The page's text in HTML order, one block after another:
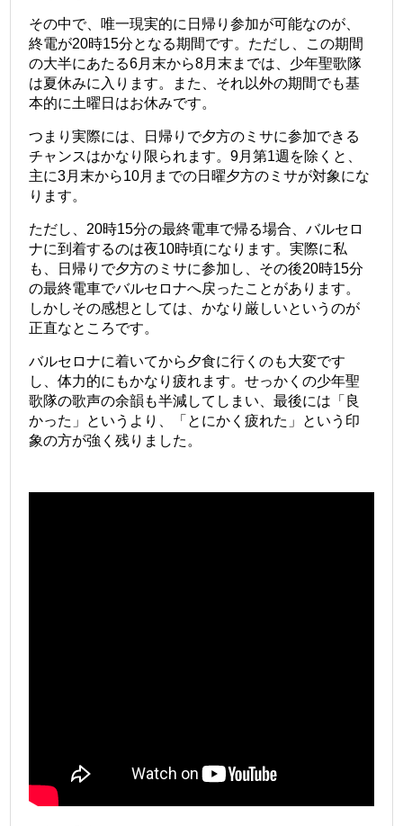
その中で、唯一現実的に日帰り参加が可能なのが、
終電が20時15分となる期間です。ただし、この期間
の大半にあたる6月末から8月末までは、少年聖歌隊
は夏休みに入ります。また、それ以外の期間でも基
本的に土曜日はお休みです。
つまり実際には、日帰りで夕方のミサに参加できる
チャンスはかなり限られます。9月第1週を除くと、
主に3月末から10月までの日曜夕方のミサが対象にな
ります。
ただし、20時15分の最終電車で帰る場合、バルセロ
ナに到着するのは夜10時頃になります。実際に私
も、日帰りで夕方のミサに参加し、その後20時15分
の最終電車でバルセロナへ戻ったことがあります。
しかしその感想としては、かなり厳しいというのが
正直なところです。
バルセロナに着いてから夕食に行くのも大変です
し、体力的にもかなり疲れます。せっかくの少年聖
歌隊の歌声の余韻も半減してしまい、最後には「良
かった」というより、「とにかく疲れた」という印
象の方が強く残りました。